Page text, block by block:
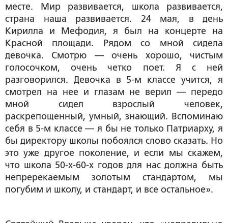
месте. Мир развивается, школа развивается,
страна наша развивается. 24 мая, в день
Кирилла и Мефодия, я был на концерте на
Красной площади. Рядом со мной сидела
девочка. Смотрю — очень хорошо, чистым
голосочком, очень четко поет. Я с ней
разговорился. Девочка в 5-м классе учится, я
смотрел на нее и глазам не верил — передо
мной сидел взрослый человек,
раскрепощенный, умный, знающий. Вспоминаю
себя в 5-м классе — я бы не только Патриарху, я
бы директору школы побоялся слово сказать. Но
это уже другое поколение, и если мы скажем,
что школа 50-х-60-х годов для нас должна быть
непререкаемым золотым стандартом, мы
погубим и школу, и стандарт, и все остальное».